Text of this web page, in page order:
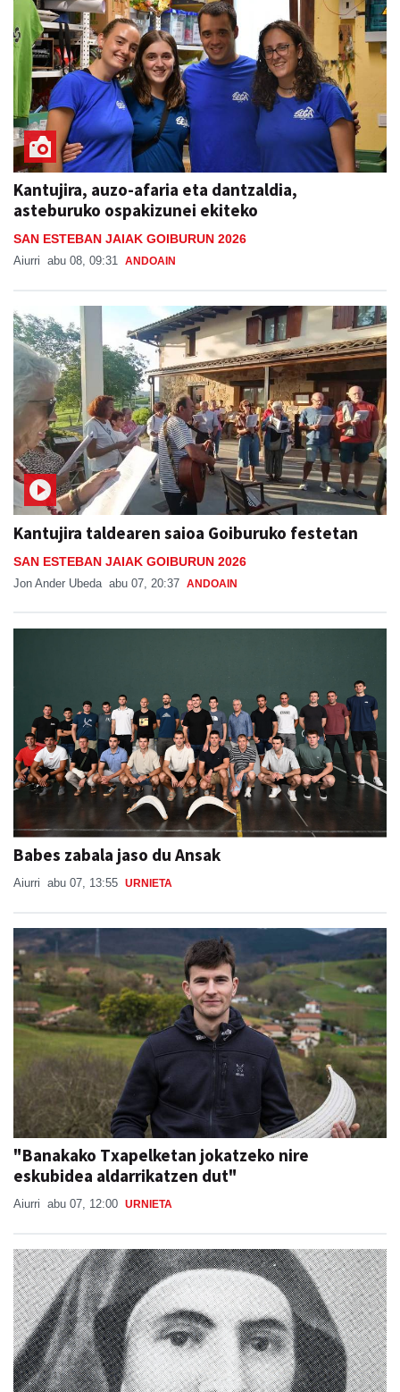
Kantujira, auzo-afaria eta dantzaldia,
asteburuko ospakizunei ekiteko
SAN ESTEBAN JAIAK GOIBURUN 2026
Aiurri abu 08, 09:31 ANDOAIN
Kantujira taldearen saioa Goiburuko festetan
SAN ESTEBAN JAIAK GOIBURUN 2026
Jon Ander Ubeda abu 07, 20:37 ANDOAIN
Babes zabala jaso du Ansak
Aiurri abu 07, 13:55 URNIETA
"Banakako Txapelketan jokatzeko nire
eskubidea aldarrikatzen dut"
Aiurri abu 07, 12:00 URNIETA